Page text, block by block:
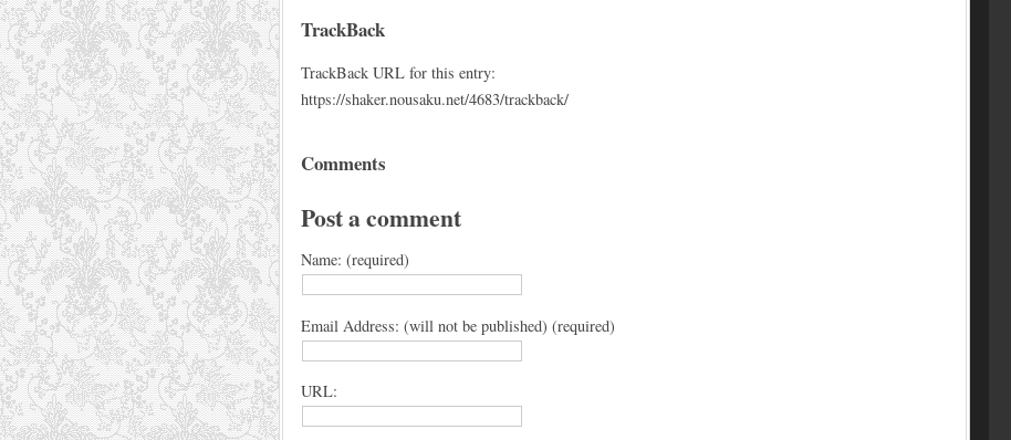
TrackBack
TrackBack URL for this entry:
https://shaker.nousaku.net/4683/trackback/
Comments
Post a comment
Name: (required)
Email Address: (will not be published) (required)
URL: